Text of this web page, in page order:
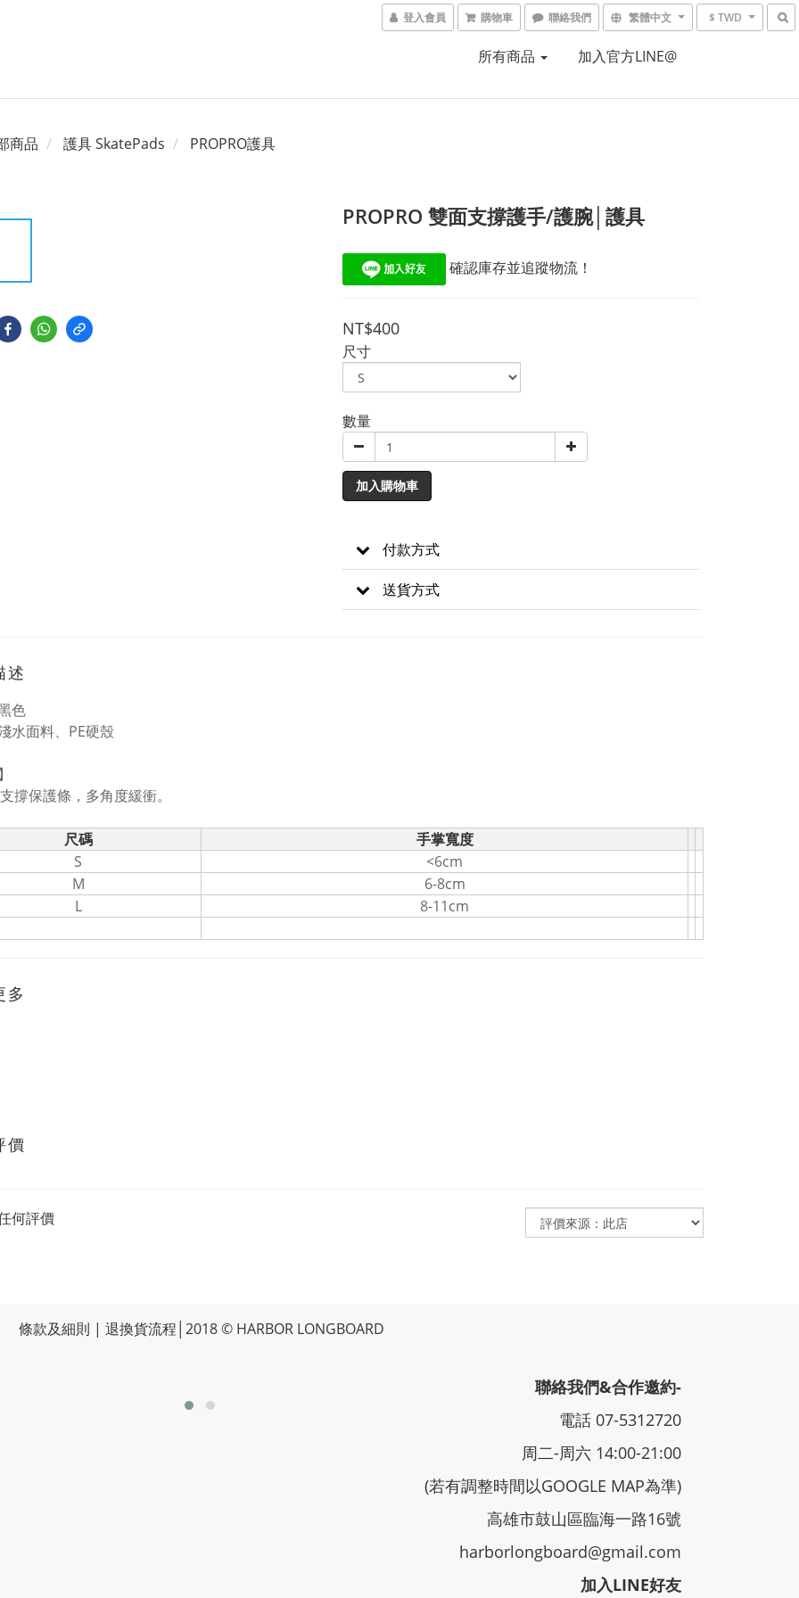
登入會員 購物車 聯絡我們 繁體中文 $ TWD
所有商品 加入官方LINE@
商品 護具 SkatePads PROPRO護具
PROPRO 雙面支撐護手/護腕│護具
確認庫存並追蹤物流！
NT$400
尺寸
數量
加入購物車
付款方式
送貨方式
述
色
水面料、PE硬殼
撐保護條，多角度緩衝。
尺碼
手掌寬度
S
<6cm
M
6-8cm
L
8-11cm
多
價
何評價
條款及細則 | 退換貨流程 │2018 © HARBOR LONGBOARD
聯絡我們&合作邀約-
電話 07-5312720
周二-周六 14:00-21:00
(若有調整時間以GOOGLE MAP為準)
高雄市鼓山區臨海一路16號
harborlongboard@gmail.com
加入LINE好友